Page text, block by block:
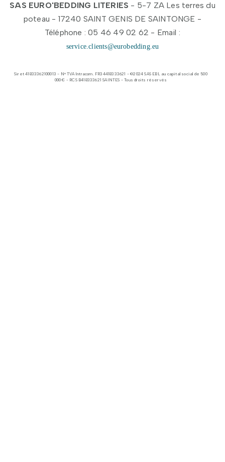
SAS EURO'BEDDING LITERIES - 5-7 ZA Les terres du
poteau - 17240 SAINT GENIS DE SAINTONGE -
Téléphone : 05 46 49 02 62 - Email :
service.clients@eurobedding.eu
Siret 41833362100013 - N° TVA Intracom. FR34418333621 - ©2024 SAS EBL au capital social de 500
000 € - RCS B418333621 SAINTES - Tous droits réservés​​